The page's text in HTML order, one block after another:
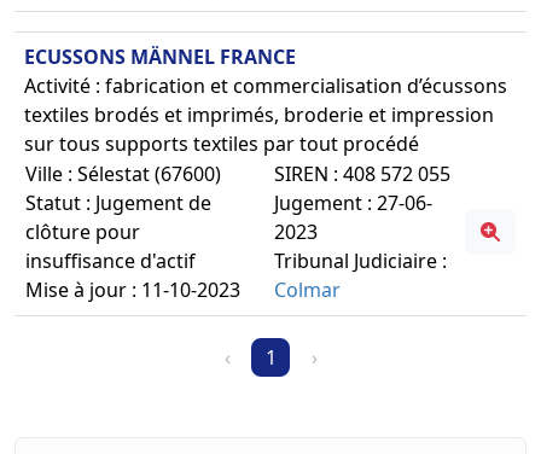
ECUSSONS MÄNNEL FRANCE
Activité : fabrication et commercialisation d’écussons
textiles brodés et imprimés, broderie et impression
sur tous supports textiles par tout procédé
Ville : Sélestat (67600)
Statut : Jugement de
clôture pour
insuffisance d'actif
Mise à jour : 11-10-2023
SIREN : 408 572 055
Jugement : 27-06-
2023
Tribunal Judiciaire :
Colmar
‹ 1 ›